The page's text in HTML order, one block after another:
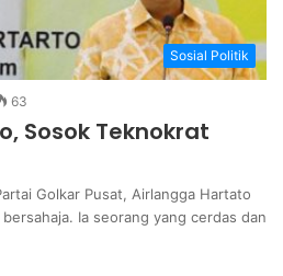
Sosial Politik
63
Sosok Teknokrat
Golkar Pusat, Airlangga Hartato
Ia seorang yang cerdas dan